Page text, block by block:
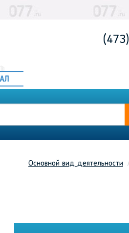
(473)
Основной вид деятельности